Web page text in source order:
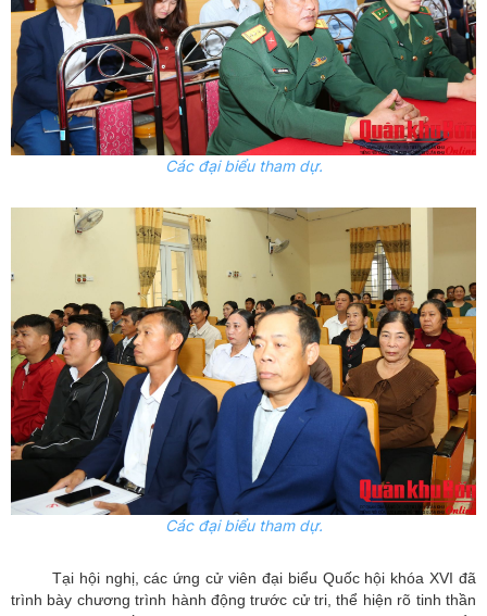
Các đại biểu tham dự.
Các đại biểu tham dự.
Tại hội nghị, các ứng cử viên đại biểu Quốc hội khóa XVI đã
trình bày chương trình hành động trước cử tri, thể hiện rõ tinh thần